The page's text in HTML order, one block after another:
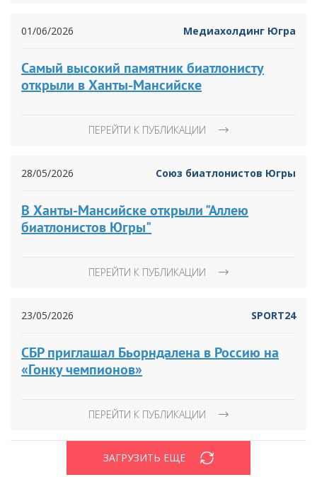
01/06/2026 Медиахолдинг Югра
Самый высокий памятник биатлонисту
открыли в Ханты-Мансийске
ПЕРЕЙТИ К ПУБЛИКАЦИИ
28/05/2026 Союз биатлонистов Югры
В Ханты-Мансийске открыли "Аллею
биатлонистов Югры"
ПЕРЕЙТИ К ПУБЛИКАЦИИ
23/05/2026 SPORT24
СБР приглашал Бьорндалена в Россию на
«Гонку чемпионов»
ПЕРЕЙТИ К ПУБЛИКАЦИИ
ЗАГРУЗИТЬ ЕЩЕ